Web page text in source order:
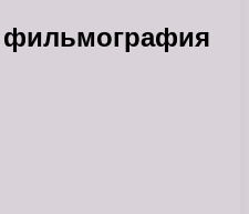
фильмография